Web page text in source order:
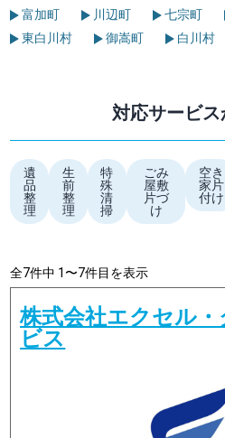
富加町
川辺町 七宗町
東白川村
御嵩町 白川村
対応サービ
遺
品
整
理
生
前
整
理
特
殊
清
掃
ごみ
屋敷
片づ
け
空き
家片
付け
全7件中 1〜7件目を表示
株式会社エクセル
ビス